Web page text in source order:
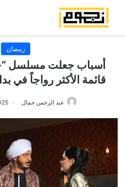
رمضان
أسباب جعلت مسلسل
قائمة الأكثر رواجاً في
عبد الرحمن جمال